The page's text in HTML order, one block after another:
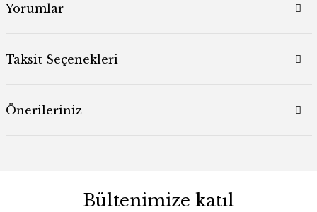
Yorumlar
Taksit Seçenekleri
Önerileriniz
Bültenimize katıl